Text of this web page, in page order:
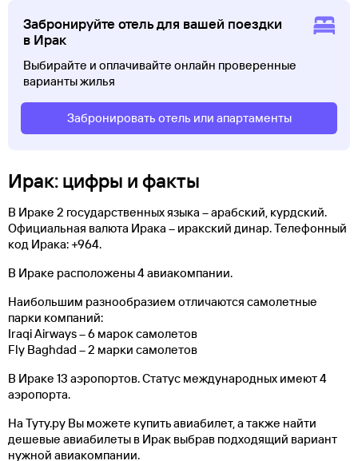
Забронируйте отель для вашей поездки
в Ирак
Выбирайте и оплачивайте онлайн проверенные
варианты жилья
Забронировать отель или апартаменты
Ирак: цифры и факты
В Ираке 2 государственных языка – арабский, курдский.
Официальная валюта Ирака – иракский динар. Телефонный
код Ирака: +964.
В Ираке расположены 4 авиакомпании.
Наибольшим разнообразием отличаются самолетные
парки компаний:
Iraqi Airways – 6 марок самолетов
Fly Baghdad – 2 марки самолетов
В Ираке 13 аэропортов. Статус международных имеют 4
аэропорта.
На Туту.ру Вы можете купить авиабилет, а также найти
дешевые авиабилеты в Ирак выбрав подходящий вариант
нужной авиакомпании.